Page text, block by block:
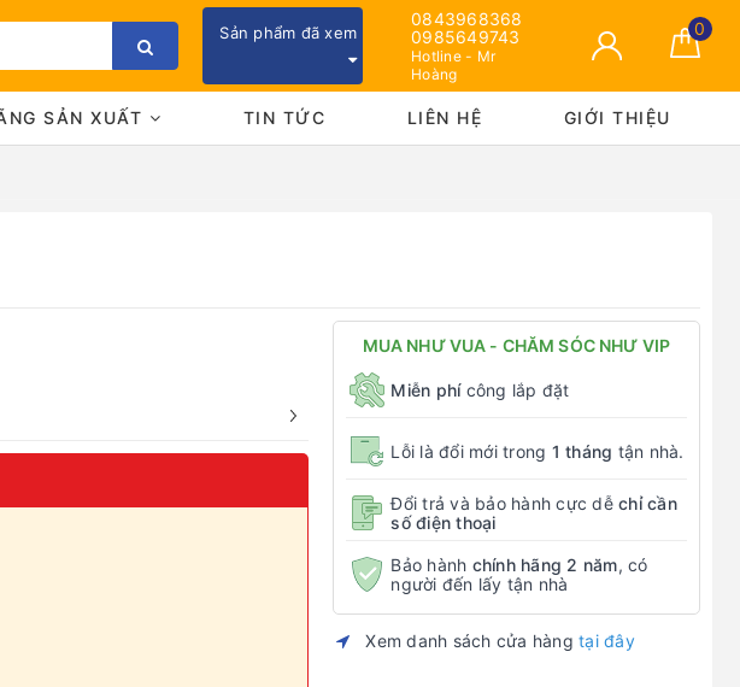
Sản phẩm đã xem
0843968368
0985649743
Hotline - Mr
Hoàng
0
SẢN XUẤT TIN TỨC LIÊN HỆ GIỚI THIỆU
MUA NHƯ VUA - CHĂM SÓC NHƯ VIP
Miễn phícông lắp đặt
Lỗi là đổi mới trong 1 tháng tận nhà.
Đổi trả và bảo hành cực dễ chỉ cần
số điện thoại
Bảo hành chính hãng 2 năm, có
người đến lấy tận nhà
Xem danh sách cửa hàng tại đây